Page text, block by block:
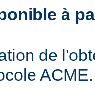
à
de
ACME.